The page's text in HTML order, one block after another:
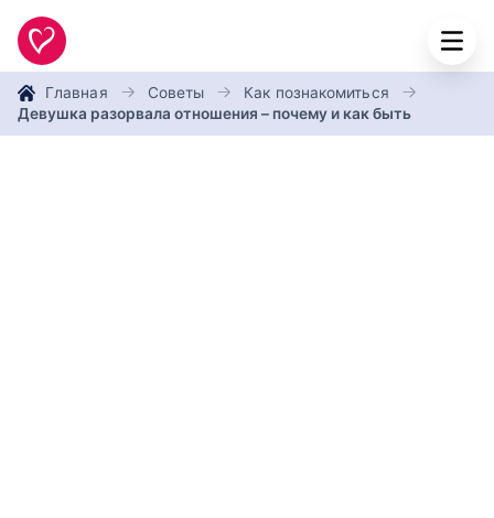
Главная Советы
Как познакомиться
Девушка разорвала отношения – почему и как быть